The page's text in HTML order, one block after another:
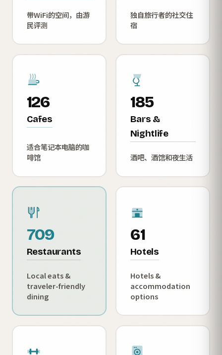
带WiFi的空间，由游
民评测
独自旅行者的社交住
宿
126
Cafes
适合笔记本电脑的咖
啡馆
185
Bars &
Nightlife
酒吧、酒馆和夜生活
709
Restaurants
Local eats &
traveler-friendly
dining
61
Hotels
Hotels &
accommodation
options